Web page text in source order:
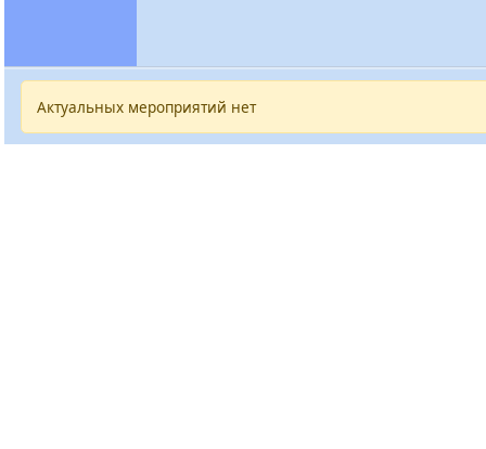
Актуальных мероприятий нет